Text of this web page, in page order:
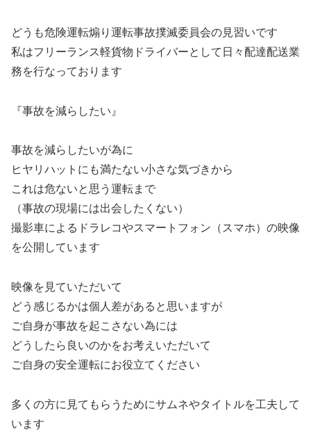
どうも危険運転煽り運転事故撲滅委員会の見習いです
私はフリーランス軽貨物ドライバーとして日々配達配送業
務を行なっております
『事故を減らしたい』
事故を減らしたいが為に
ヒヤリハットにも満たない小さな気づきから
これは危ないと思う運転まで
（事故の現場には出会したくない）
撮影車によるドラレコやスマートフォン（スマホ）の映像
を公開しています
映像を見ていただいて
どう感じるかは個人差があると思いますが
ご自身が事故を起こさない為には
どうしたら良いのかをお考えいただいて
ご自身の安全運転にお役立てください
多くの方に見てもらうためにサムネやタイトルを工夫して
います